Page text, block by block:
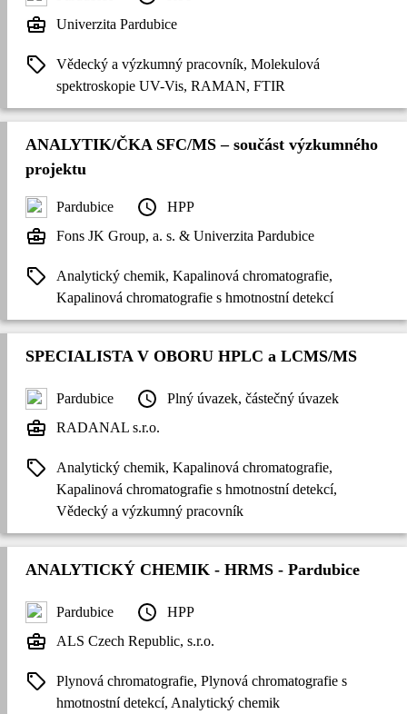
Univerzita Pardubice
Vědecký a výzkumný pracovník, Molekulová
spektroskopie UV-Vis, RAMAN, FTIR
ANALYTIK/ČKA SFC/MS – součást výzkumného
projektu
Pardubice
HPP
Fons JK Group, a. s. & Univerzita Pardubice
Analytický chemik, Kapalinová chromatografie,
Kapalinová chromatografie s hmotnostní detekcí
SPECIALISTA V OBORU HPLC a LCMS/MS
Pardubice
Plný úvazek, částečný úvazek
RADANAL s.r.o.
Analytický chemik, Kapalinová chromatografie,
Kapalinová chromatografie s hmotnostní detekcí,
Vědecký a výzkumný pracovník
ANALYTICKÝ CHEMIK - HRMS - Pardubice
Pardubice
HPP
ALS Czech Republic, s.r.o.
Plynová chromatografie, Plynová chromatografie s
hmotnostní detekcí, Analytický chemik